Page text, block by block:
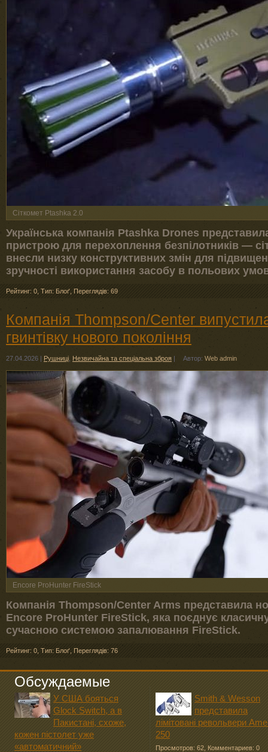
Сіткомет Ptashka 2.0
Українська компанія Ptashka Drones
пристрою для перехоплення безпілотників —
внесли низку конструктивних змін для
зручності використання засобу в польових
Рейтинг: 0 Тип: Блоґ Переглядів: 69
Компанія Thompson/Center
гвинтівку нового покоління
27.04.2026 | Рушниці Незвичайна та спеціальна зброя | Автор: Web admin
Encore ProHunter FireStick
Компанія Thompson/Center Arms представила
Encore ProHunter FireStick, яка поєднує
сучасною системою запалювання FireStick.
Рейтинг: 0 Тип: Блоґ Переглядів: 76
Обсуждаемые
У США бояться
Glock Switch, а в
Пакистані, схоже,
кожен пістолет уже
«автоматичний»
Smith & Wesson
представила
лімітовані револьвери
250
Просмотров: 62 Комментариев: 0